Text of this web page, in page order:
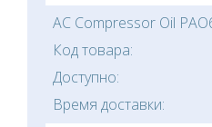
AC Compressor Oil
Код товара:
Доступно:
Время доставки: